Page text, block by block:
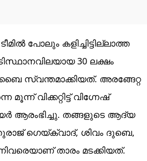
പോലും കളിച്ചിട്ടില്ലാത്ത
30 ലക്ഷം
സ്വന്തമാക്കിയത്. അരങ്ങേറ്റ
വിക്കറ്റിട്ട് വിഗ്നേഷ്
ആരംഭിച്ചു. തങ്ങളുടെ ആദ്യ
ഗെയ്ക്വാദ്, ശിവം ദുബെ,
താരം മടക്കിയത്.